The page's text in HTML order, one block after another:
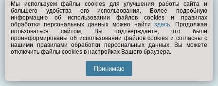
© Exist.ru 1998—2026
Мы используем файлы cookies для улучшения работы сайта и
большего удобства его использования. Более подробную
информацию об использовании файлов cookies и правилах
обработки персональных данных можно найтиздесь. Продолжая
пользоваться сайтом, Вы подтверждаете, что были
проинформированы об использовании файлов cookies и согласны с
нашими правилами обработки персональных данных. Вы можете
отключить файлы cookies в настройках Вашего браузера.
Принимаю